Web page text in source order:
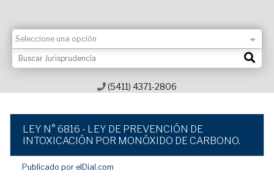
Contacto
(5411) 4371-2806
LEY N° 6816 - LEY DE PREVENCIÓN DE
INTOXICACIÓN POR MONÓXIDO DE CARBONO.
Publicado por elDial.com